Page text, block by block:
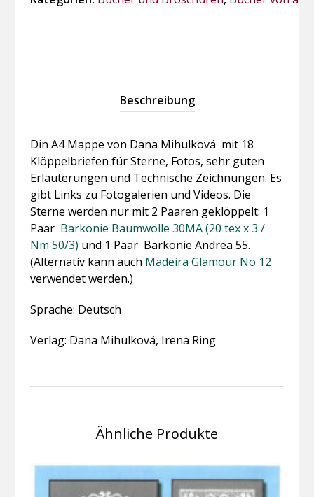
Beschreibung
Din A4 Mappe von Dana Mihulková mit 18
Klöppelbriefen für Sterne, Fotos, sehr guten
Erläuterungen und Technische Zeichnungen. Es
gibt Links zu Fotogalerien und Videos. Die
Sterne werden nur mit 2 Paaren geklöppelt: 1
Paar Barkonie Baumwolle 30MA (20 tex x 3 /
Nm 50/3) und 1 Paar Barkonie Andrea 55.
(Alternativ kann auch Madeira Glamour No 12
verwendet werden.)
Sprache: Deutsch
Verlag: Dana Mihulková, Irena Ring
Ähnliche Produkte